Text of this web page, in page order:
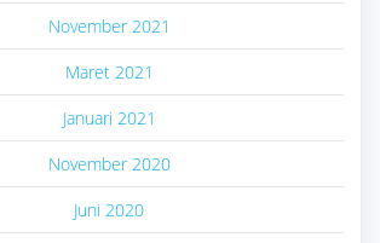
November 2021
Maret 2021
Januari 2021
November 2020
Juni 2020